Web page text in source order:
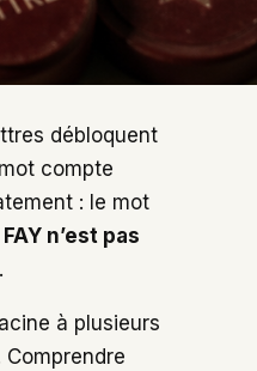
débloquent
compte
: le mot
FAY n’est pas
à plusieurs